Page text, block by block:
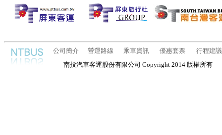
公司簡介 營運路線 乘車資訊 優惠套票
行程建議
南投汽車客運股份有限公司 Copyright 2014 版權所有